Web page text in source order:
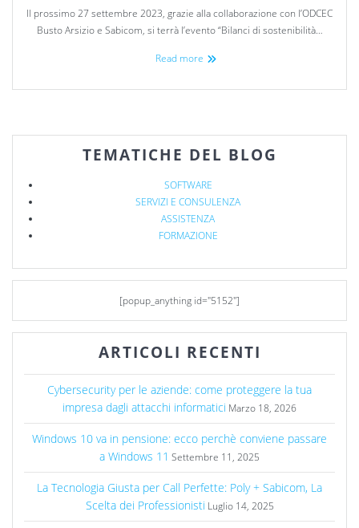
Il prossimo 27 settembre 2023, grazie alla collaborazione con l’ODCEC
Busto Arsizio e Sabicom, si terrà l’evento “Bilanci di sostenibilità…
Read more
TEMATICHE DEL BLOG
SOFTWARE
SERVIZI E CONSULENZA
ASSISTENZA
FORMAZIONE
[popup_anything id="5152"]
ARTICOLI RECENTI
Cybersecurity per le aziende: come proteggere la tua
impresa dagli attacchi informatici Marzo 18, 2026
Windows 10 va in pensione: ecco perchè conviene passare
a Windows 11 Settembre 11, 2025
La Tecnologia Giusta per Call Perfette: Poly + Sabicom, La
Scelta dei Professionisti Luglio 14, 2025